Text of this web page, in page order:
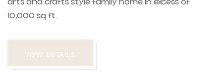
10,000 sq ft.
VIEW DETAILS